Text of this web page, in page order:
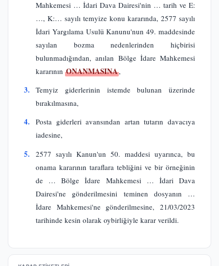
Mahkemesi … İdari Dava Dairesi'nin … tarih ve E:
…, K:… sayılı temyize konu kararında, 2577 sayılı
İdari Yargılama Usulü Kanunu'nun 49. maddesinde
sayılan bozma nedenlerinden hiçbirisi
bulunmadığından, anılan Bölge İdare Mahkemesi
kararının ONANMASINA,
3.
Temyiz giderlerinin istemde bulunan üzerinde
bırakılmasına,
4.
Posta giderleri avansından artan tutarın davacıya
iadesine,
5.
2577 sayılı Kanun'un 50. maddesi uyarınca, bu
onama kararının taraflara tebliğini ve bir örneğinin
de … Bölge İdare Mahkemesi … İdari Dava
Dairesi'ne gönderilmesini teminen dosyanın …
İdare Mahkemesi'ne gönderilmesine, 21/03/2023
tarihinde kesin olarak oybirliğiyle karar verildi.